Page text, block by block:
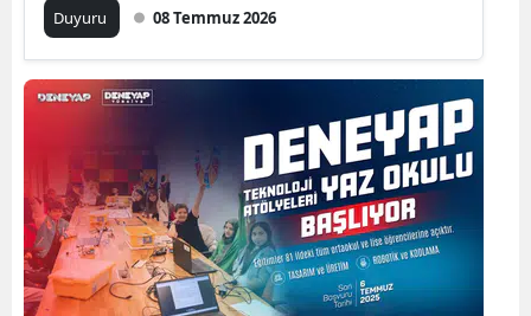
Elazığ
Erzurum
Eskişehir
Gaziantep
Giresun
Duyuru 08 Temmuz 2026